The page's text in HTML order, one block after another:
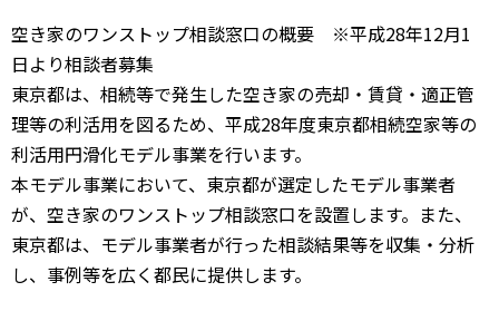
空き家のワンストップ相談窓口の概要 ※平成28年12月1
日より相談者募集
東京都は、相続等で発生した空き家の売却・賃貸・適正管
理等の利活用を図るため、平成28年度東京都相続空家等の
利活用円滑化モデル事業を行います。
本モデル事業において、東京都が選定したモデル事業者
が、空き家のワンストップ相談窓口を設置します。また、
東京都は、モデル事業者が行った相談結果等を収集・分析
し、事例等を広く都民に提供します。